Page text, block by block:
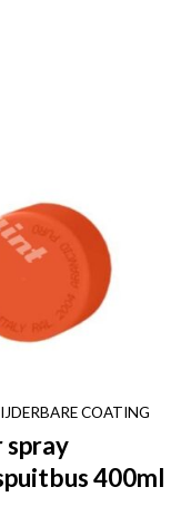
COATING
spray
400ml